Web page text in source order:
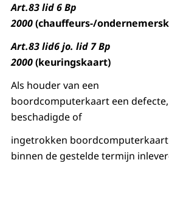
Art.83 lid 6 Bp
2000(chauffeurs-/
Art.83 lid6 jo. lid 7 Bp
2000(keuringskaart)
Als houder van een
boordcomputerkaart een defecte,
beschadigde of
ingetrokken
binnen de gestelde termijn